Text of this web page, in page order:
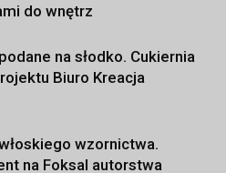
do wnętrz
na słodko. Cukiernia
Biuro Kreacja
wzornictwa.
na Foksal autorstwa